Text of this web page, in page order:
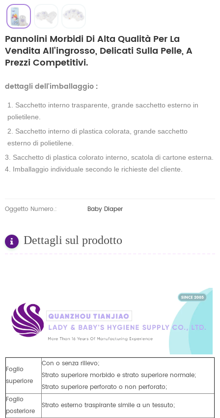
Pannolini Morbidi Di Alta Qualità Per La
Vendita All'ingrosso, Delicati Sulla Pelle, A
Prezzi Competitivi.
dettagli dell'imballaggio :
1. Sacchetto interno trasparente, grande sacchetto esterno in
polietilene.
2. Sacchetto interno di plastica colorata, grande sacchetto
esterno di polietilene.
3. Sacchetto di plastica colorato interno, scatola di cartone esterna.
4. Imballaggio individuale secondo le richieste del cliente.
Oggetto Numero.: Baby Diaper
Dettagli sul prodotto
Foglio
superiore
Con o senza rilievo;
Strato superiore morbido e strato superiore normale;
Strato superiore perforato o non perforato;
Foglio
posteriore
Strato esterno traspirante simile a un tessuto;